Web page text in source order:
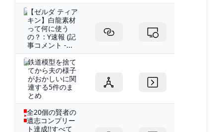
【ゼルダ ティア
キン】白龍素材
って何に使う
の？ : Y速報 (記
事コメント -...
鉄道模型を捨て
てから夫の様子
がおかしいに関
連する5件のま
とめ
全20個の賢者の
遺志コンプリー
ト達成!!すべて